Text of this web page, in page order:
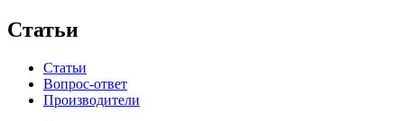
Статьи
Статьи
Вопрос-ответ
Производители